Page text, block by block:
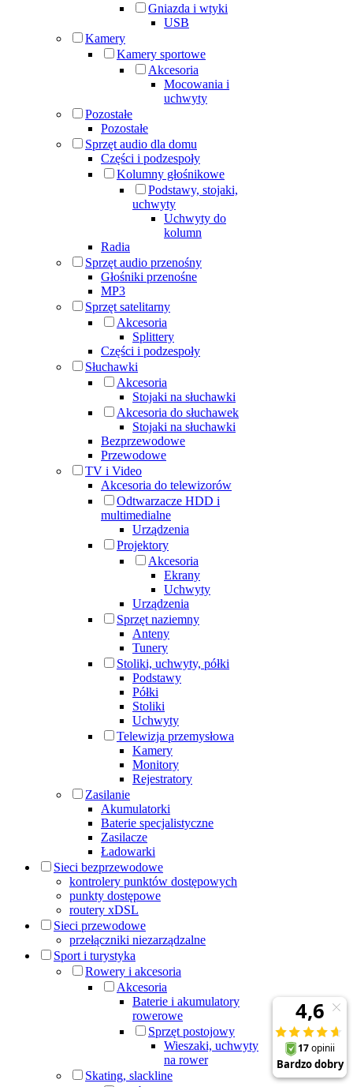
Gniazda i wtyki
USB
Kamery
Kamery sportowe
Akcesoria
Mocowania i
uchwyty
Pozostałe
Pozostałe
Sprzęt audio dla domu
Części i podzespoły
Kolumny głośnikowe
Podstawy, stojaki,
uchwyty
Uchwyty do
kolumn
Radia
Sprzęt audio przenośny
Głośniki przenośne
MP3
Sprzęt satelitarny
Akcesoria
Splittery
Części i podzespoły
Słuchawki
Akcesoria
Stojaki na słuchawki
Akcesoria do słuchawek
Stojaki na słuchawki
Bezprzewodowe
Przewodowe
TV i Video
Akcesoria do telewizorów
Odtwarzacze HDD i
multimedialne
Urządzenia
Projektory
Akcesoria
Ekrany
Uchwyty
Urządzenia
Sprzęt naziemny
Anteny
Tunery
Stoliki, uchwyty, półki
Podstawy
Półki
Stoliki
Uchwyty
Telewizja przemysłowa
Kamery
Monitory
Rejestratory
Zasilanie
Akumulatorki
Baterie specjalistyczne
Zasilacze
Ładowarki
Sieci bezprzewodowe
kontrolery punktów dostępowych
punkty dostępowe
routery xDSL
Sieci przewodowe
przełączniki niezarządzalne
Sport i turystyka
Rowery i akcesoria
Akcesoria
Baterie i akumulatory
rowerowe
Sprzęt postojowy
Wieszaki, uchwyty
na rower
Skating, slackline